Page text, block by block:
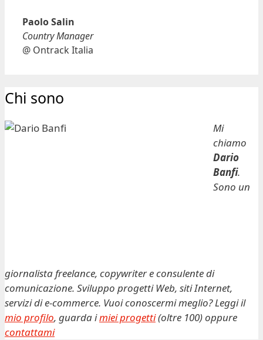
Paolo Salin
Country Manager
@ Ontrack Italia
Chi sono
Mi
chiamo
Dario
Banfi.
Sono un
giornalista freelance, copywriter e consulente di
comunicazione. Sviluppo progetti Web, siti Internet,
servizi di e-commerce. Vuoi conoscermi meglio? Leggi il
mio profilo, guarda imiei progetti(oltre 100) oppure
contattami